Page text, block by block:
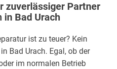
zuverlässiger Partner
Bad Urach
ist zu teuer? Kein
Bad Urach. Egal, ob der
im normalen Betrieb